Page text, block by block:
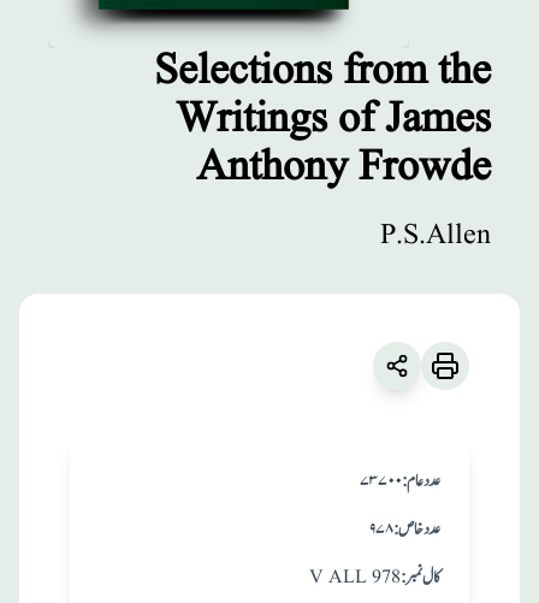
مطبوعات
Selections from
Selections from the
Writings of James
Anthony Frowde
P.S.Allen
۷۳۷۰۰ :عدد عام
۹۷۸:عدد خاص
V ALL 978 :کال نمبر